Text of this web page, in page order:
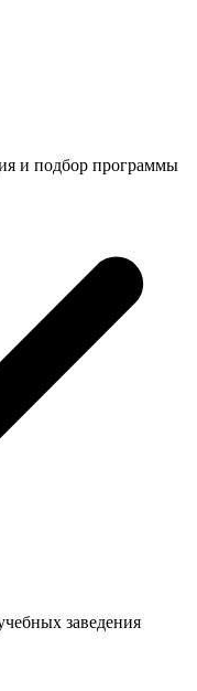
и подбор программы
заведения